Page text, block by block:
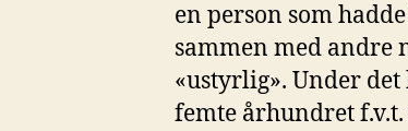
en person som
sammen med andre
«ustyrlig». Under
femte århundret